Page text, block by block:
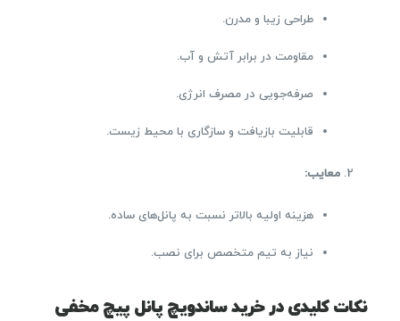
طراحی زیبا و مدرن.
مقاومت در برابر آتش و آب.
صرفه‌جویی در مصرف انرژی.
قابلیت بازیافت و سازگاری با محیط زیست.
معایب:
هزینه اولیه بالاتر نسبت به پانل‌های ساده.
نیاز به تیم متخصص برای نصب.
نکات کلیدی در خرید ساندویچ پانل پیچ مخفی